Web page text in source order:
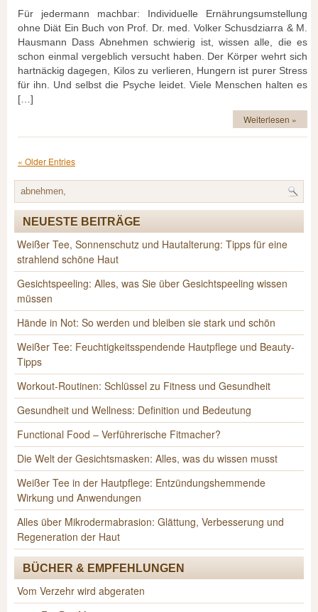
Für jedermann machbar: Individuelle Ernährungsumstellung
ohne Diät Ein Buch von Prof. Dr. med. Volker Schusdziarra & M.
Hausmann Dass Abnehmen schwierig ist, wissen alle, die es
schon einmal vergeblich versucht haben. Der Körper wehrt sich
hartnäckig dagegen, Kilos zu verlieren, Hungern ist purer Stress
für ihn. Und selbst die Psyche leidet. Viele Menschen halten es
[…]
Weiterlesen »
« Older Entries
NEUESTE BEITRÄGE
Weißer Tee, Sonnenschutz und Hautalterung: Tipps für eine
strahlend schöne Haut
Gesichtspeeling: Alles, was Sie über Gesichtspeeling wissen
müssen
Hände in Not: So werden und bleiben sie stark und schön
Weißer Tee: Feuchtigkeitsspendende Hautpflege und Beauty-
Tipps
Workout-Routinen: Schlüssel zu Fitness und Gesundheit
Gesundheit und Wellness: Definition und Bedeutung
Functional Food – Verführerische Fitmacher?
Die Welt der Gesichtsmasken: Alles, was du wissen musst
Weißer Tee in der Hautpflege: Entzündungshemmende
Wirkung und Anwendungen
Alles über Mikrodermabrasion: Glättung, Verbesserung und
Regeneration der Haut
BÜCHER & EMPFEHLUNGEN
Vom Verzehr wird abgeraten